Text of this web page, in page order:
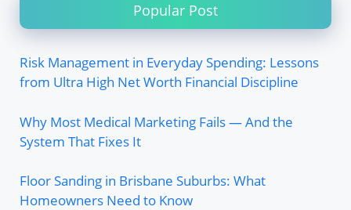
Popular Post
Risk Management in Everyday Spending: Lessons
from Ultra High Net Worth Financial Discipline
Why Most Medical Marketing Fails — And the
System That Fixes It
Floor Sanding in Brisbane Suburbs: What
Homeowners Need to Know